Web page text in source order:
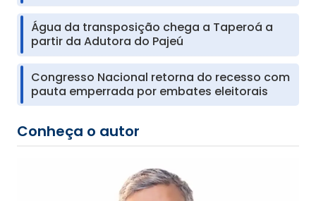
Água da transposição chega a Taperoá a
partir da Adutora do Pajeú
Congresso Nacional retorna do recesso com
pauta emperrada por embates eleitorais
Conheça o autor